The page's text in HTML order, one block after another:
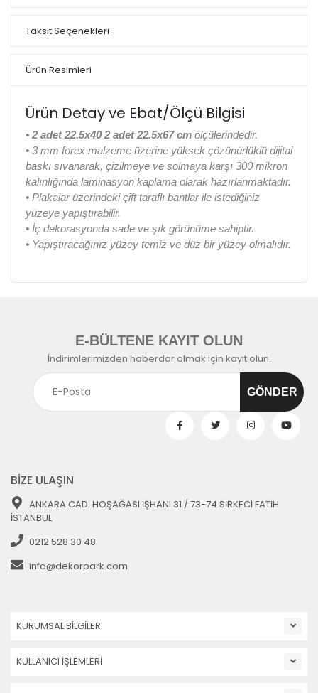
Taksit Seçenekleri
Ürün Resimleri
Ürün Detay ve Ebat/Ölçü Bilgisi
• 2 adet 22.5x40 2 adet 22.5x67 cm ölçülerindedir.
• 3 mm forex malzeme üzerine yüksek çözünürlüklü dijital
baskı sıvanarak, çizilmeye ve solmaya karşı 300 mikron
kalınlığında laminasyon kaplama olarak hazırlanmaktadır.
• Plakalar üzerindeki çift taraflı bantlar ile istediğiniz
yüzeye yapıştırabilir.
• İç dekorasyonda sade ve şık görünüme sahiptir.
• Yapıştıracağınız yüzey temiz ve düz bir yüzey olmalıdır.
E-BÜLTENE KAYIT OLUN
İndirimlerimizden haberdar olmak için kayıt olun.
BİZE ULAŞIN
ANKARA CAD. HOŞAĞASI İŞHANI 31 / 73-74 SİRKECİ FATİH
İSTANBUL
0212 528 30 48
info@dekorpark.com
KURUMSAL BİLGİLER
KULLANICI İŞLEMLERİ